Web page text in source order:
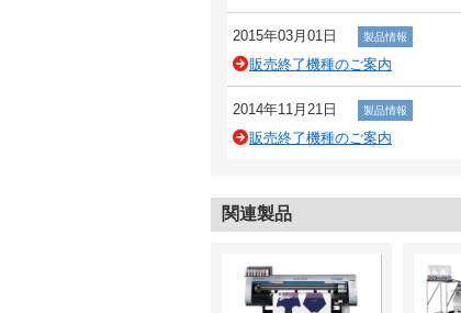
2015年03月01日 製品情報
販売終了機種のご案内
2014年11月21日 製品情報
販売終了機種のご案内
関連製品